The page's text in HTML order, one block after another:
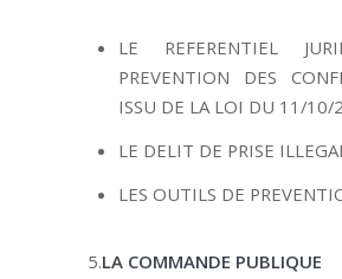
LE REFERENTIEL
PREVENTION DES
ISSU DE LA LOI DU 11/10/
LE DELIT DE PRISE
LES OUTILS DE
5.LA COMMANDE PUBLIQUE